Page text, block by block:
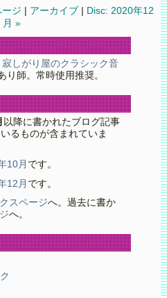
ージ アーカイブ
Disc: 2020年12
月 »
しがり屋のクラシック音
り師。常時使用推奨。
以降に書かれたブログ記事
るものが含まれていま
10月 です。
12月 です。
スページへ。過去に書か
へ。